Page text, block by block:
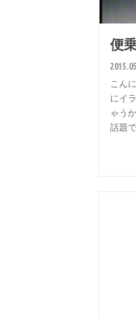
便
こん
にイ
ゃう
話題